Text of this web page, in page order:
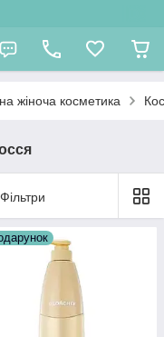
жіноча косметика
Фільтри